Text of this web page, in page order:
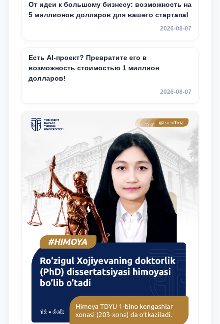
От идеи к большому бизнесу: возможность на
5 миллионов долларов для вашего стартапа!
2026-08-07
Есть AI-проект? Превратите его в
возможность стоимостью 1 миллион
долларов!
2026-08-07